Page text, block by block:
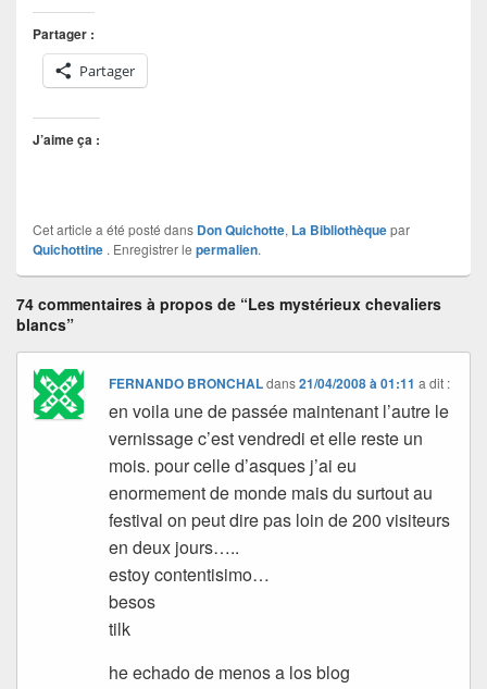
Partager :
Partager
J’aime ça :
Cet article a été posté dans Don Quichotte, La Bibliothèquepar
Quichottine . Enregistrer le permalien.
74 commentaires à propos de “Les mystérieux chevaliers
blancs”
FERNANDO BRONCHALdans21/04/2008 à 01:11 a dit :
en voila une de passée maintenant l’autre le
vernissage c’est vendredi et elle reste un
mois. pour celle d’asques j’ai eu
enormement de monde mais du surtout au
festival on peut dire pas loin de 200 visiteurs
en deux jours…..
estoy contentisimo…
besos
tilk
he echado de menos a los blog